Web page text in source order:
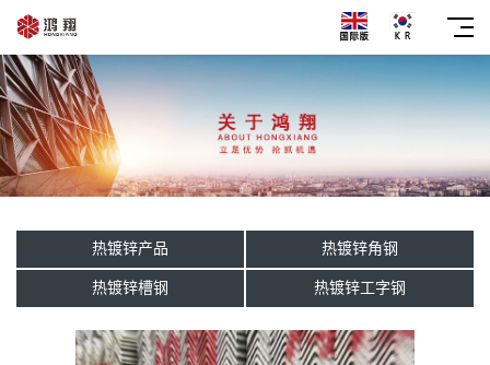
热镀锌产品 热镀锌角钢
热镀锌槽钢 热镀锌工字钢